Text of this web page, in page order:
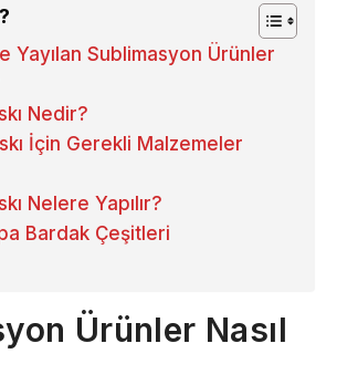
Yayılan Sublimasyon Ürünler
Nedir?
İçin Gerekli Malzemeler
Nelere Yapılır?
Bardak Çeşitleri
Ürünler Nasıl